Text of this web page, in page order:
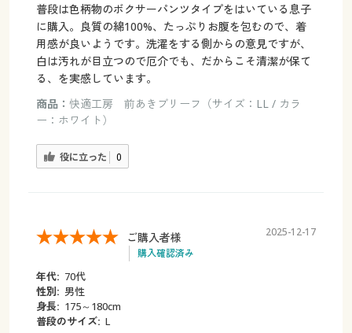
普段は色柄物のボクサーパンツタイプをはいている息子
に購入。良質の綿100%、たっぷりお腹を包むので、着
用感が良いようです。洗濯をする側からの意見ですが、
白は汚れが目立つので厄介でも、だからこそ清潔が保て
る、を実感しています。
商品： 快適工房 前あきブリーフ（サイズ：LL / カラ
ー：ホワイト）
役に立った 0
ご購入者様
購入確認済み
2025-12-17
年代: 70代
性別: 男性
身長: 175～180cm
普段のサイズ: L